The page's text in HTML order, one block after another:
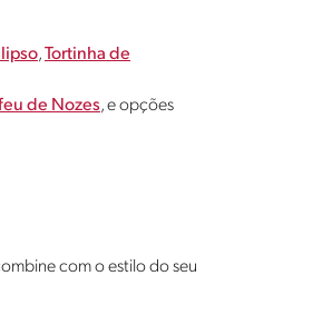
,Tortinha de
de Nozes, e opções
com o estilo do seu